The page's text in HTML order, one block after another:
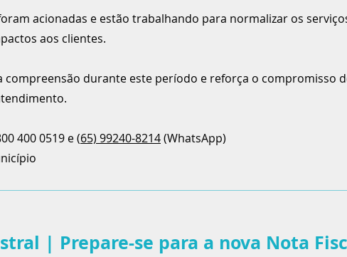
acionadas e estão trabalhando para normalizar os
aos clientes.
compreensão durante este período e reforça o compromisso
400 0519 e (65) 99240-8214(WhatsApp)
| Prepare-se para a nova Nota